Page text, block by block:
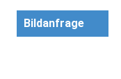
Bildanfrage